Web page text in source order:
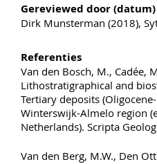
Gereviewed door (datum)
Dirk Munsterman (2018),
Referenties
Van den Bosch, M., Cadée,
Lithostratigraphical and
Tertiary deposits
Winterswijk-Almelo region
Netherlands). Scripta
Van den Berg, M.W., Den